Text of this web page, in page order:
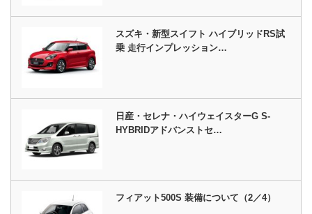
スズキ・新型スイフト ハイブリッドRS試
乗 走行インプレッション…
日産・セレナ・ハイウェイスターG S-
HYBRIDアドバンストセ…
フィアット500S 装備について（2／4）